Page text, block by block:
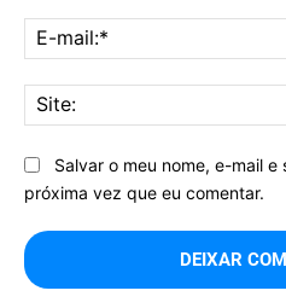
Salvar o meu nome, e-mail
próxima vez que eu comentar.